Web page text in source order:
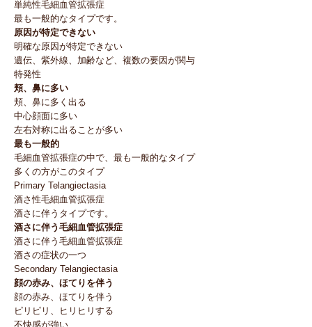
単純性毛細血管拡張症
最も一般的なタイプです。
原因が特定できない
明確な原因が特定できない
遺伝、紫外線、加齢など、複数の要因が関与
特発性
頬、鼻に多い
頬、鼻に多く出る
中心顔面に多い
左右対称に出ることが多い
最も一般的
毛細血管拡張症の中で、最も一般的なタイプ
多くの方がこのタイプ
Primary Telangiectasia
酒さ性毛細血管拡張症
酒さに伴うタイプです。
酒さに伴う毛細血管拡張症
酒さに伴う毛細血管拡張症
酒さの症状の一つ
Secondary Telangiectasia
顔の赤み、ほてりを伴う
顔の赤み、ほてりを伴う
ピリピリ、ヒリヒリする
不快感が強い